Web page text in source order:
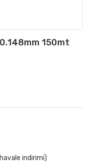
150mt
indirimi)